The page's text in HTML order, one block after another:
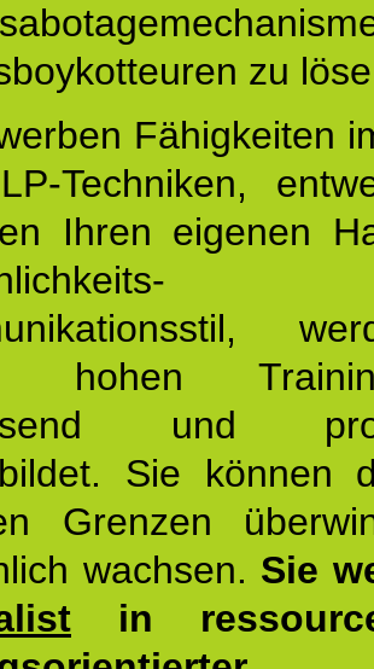
zu
Fähigkeiten
Techniken,
Ihren eigenen
hohen
und
Sie können
Grenzen
wachsen. Sie
in